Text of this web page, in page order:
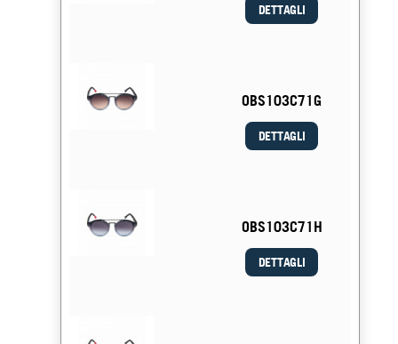
DETTAGLI
OBS103C71G
DETTAGLI
OBS103C71H
DETTAGLI